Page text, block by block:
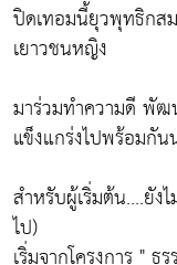
ปิดเทอมนี้ยุวพุทธิกส
เยาวชนหญิง
มาร่วมทำความดี พั
แข็งแกร่งไปพร้อมกั
สำหรับผู้เริ่มต้น....ยั
ไป)